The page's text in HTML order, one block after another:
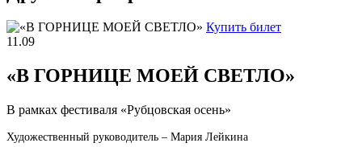
Купить билет
11.09
«В ГОРНИЦЕ МОЕЙ СВЕТЛО»
В рамках фестиваля «Рубцовская осень»
Художественный руководитель – Мария Лейкина